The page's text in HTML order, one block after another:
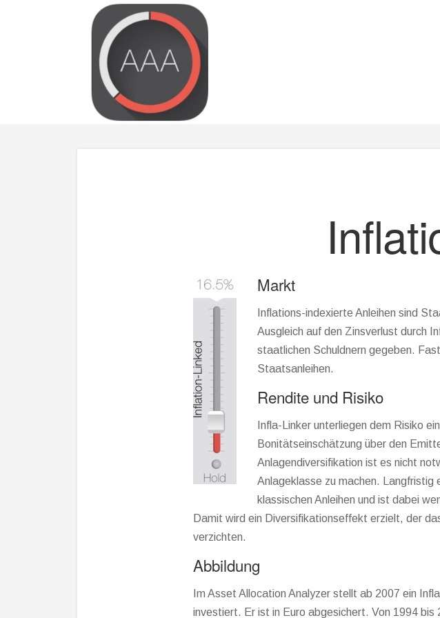
Markt
Inflations-indexierte Anleihen sind
Ausgleich auf den Zinsverlust durch
staatlichen Schuldnern gegeben.
Staatsanleihen.
Rendite und Risiko
Infla-Linker unterliegen dem Risiko
Bonitätseinschätzung über den
Anlagendiversifikation ist es nicht
Anlageklasse zu machen. Langfristig
klassischen Anleihen und ist dabei
Damit wird ein Diversifikationseffekt erzielt, der
verzichten.
Abbildung
Im Asset Allocation Analyzer stellt ab 2007 ein
investiert. Er ist in Euro abgesichert. Von 1994 bis